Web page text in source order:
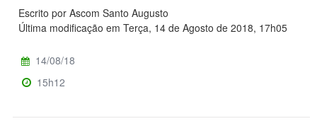
Escrito por Ascom Santo Augusto
Última modificação em Terça, 14 de Agosto de 2018, 17h05
14/08/18
15h12